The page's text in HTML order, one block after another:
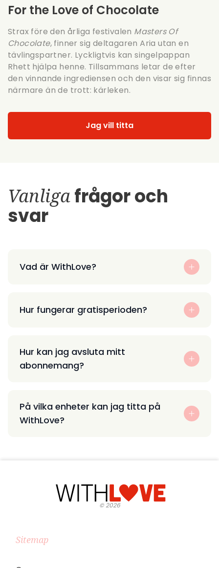
For the Love of Chocolate
Strax före den årliga festivalen Masters Of
Chocolate, finner sig deltagaren Aria utan en
tävlingspartner. Lyckligtvis kan singelpappan
Rhett hjälpa henne. Tillsammans letar de efter
den vinnande ingrediensen och den visar sig finnas
närmare än de trott: kärleken.
Jag vill titta
Vanligafrågor och
svar
Vad är WithLove?
Hur fungerar gratisperioden?
Hur kan jag avsluta mitt
abonnemang?
På vilka enheter kan jag titta på
WithLove?
©2026
Sitemap